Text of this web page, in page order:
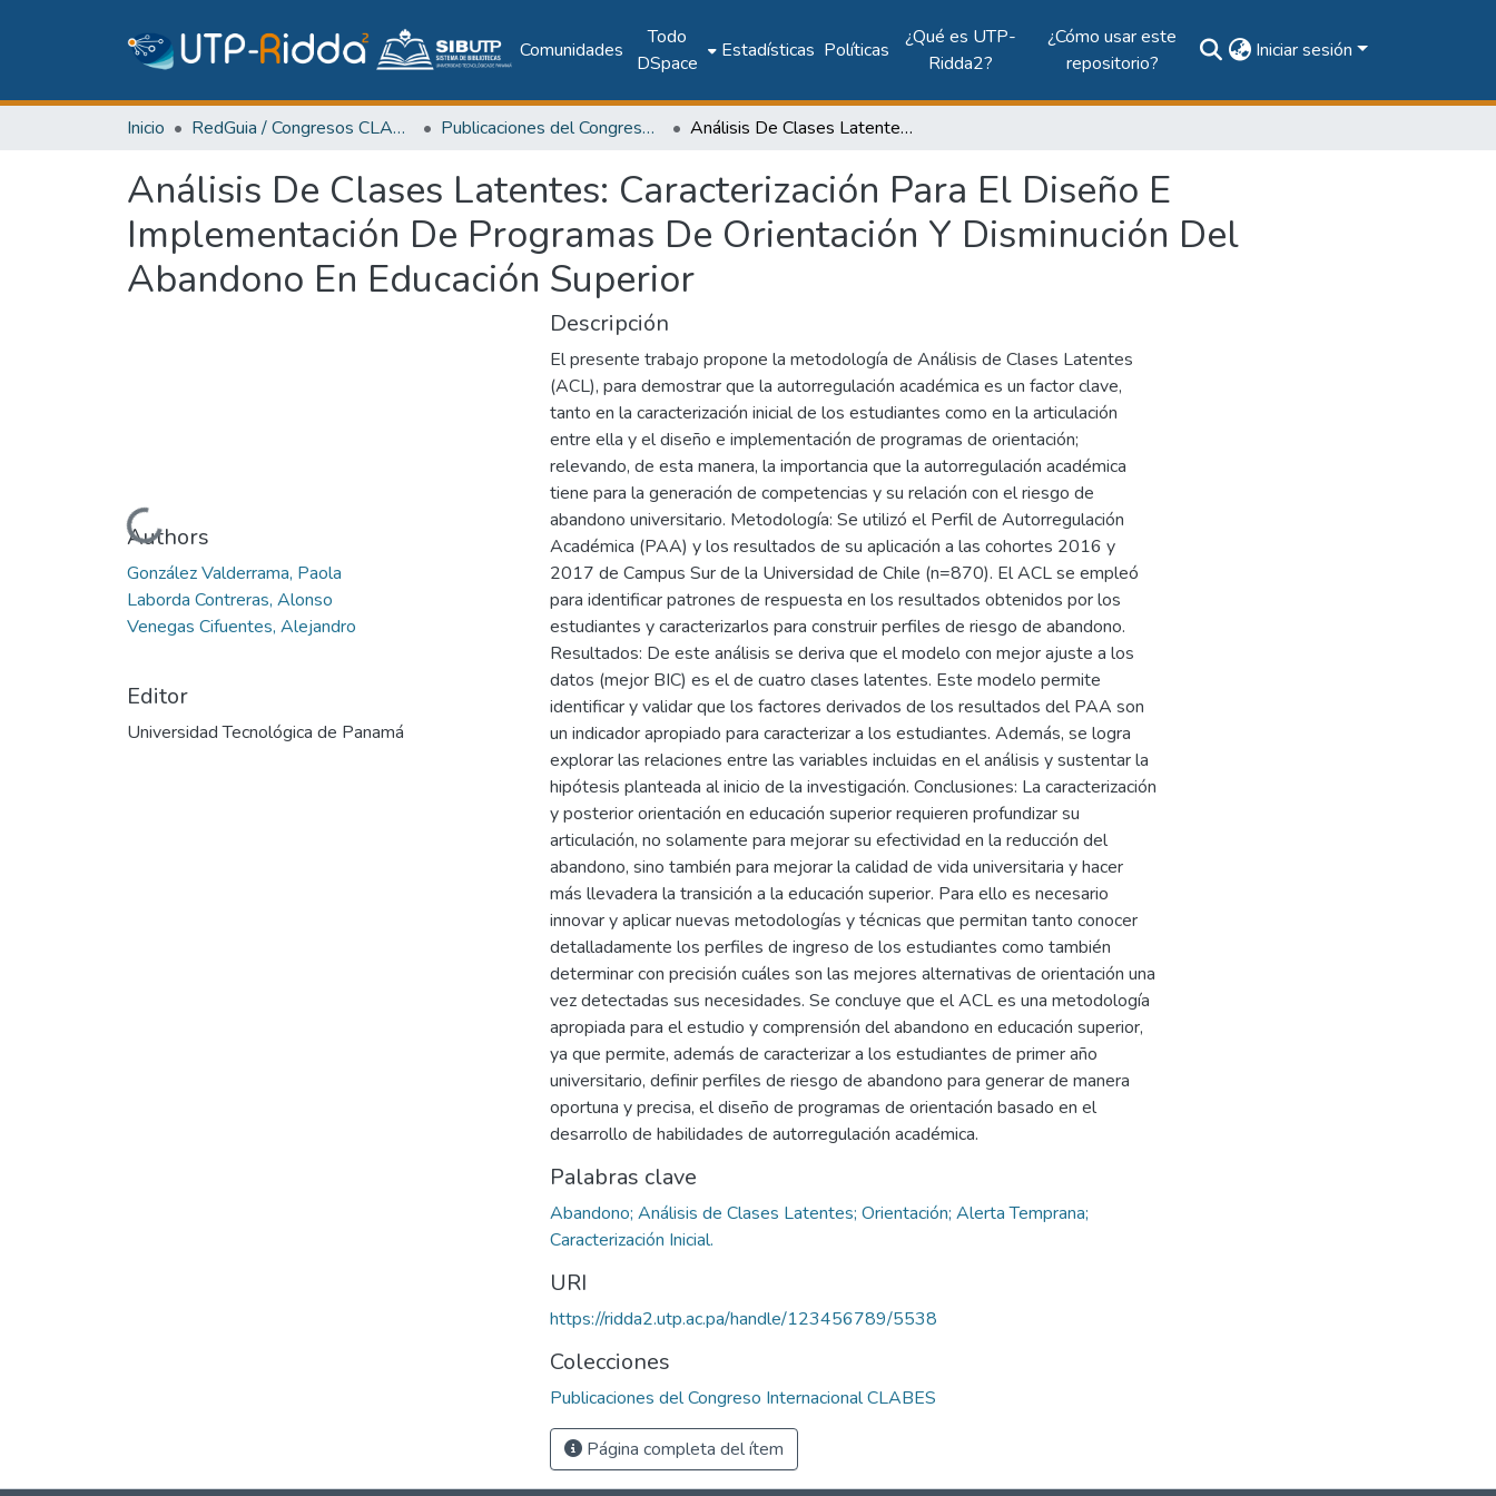
Comunidades
Todo
DSpace
Estadísticas Políticas
¿Qué es UTP-
Ridda2?
¿Cómo usar este
repositorio?
Iniciar sesión
Inicio RedGuia / Congresos CLABES Publicaciones del Congreso Internacional CLABES Análisis De Clases Latentes: Caracterización Para El Diseño E Implementación De Programas De Orientación Y Disminución Del Abandono En Educación Superior
Análisis De Clases Latentes: Caracterización Para El Diseño E
Implementación De Programas De Orientación Y Disminución Del
Abandono En Educación Superior
Cargando...
Authors
González Valderrama, Paola
Laborda Contreras, Alonso
Venegas Cifuentes, Alejandro
Editor
Universidad Tecnológica de Panamá
Descripción
El presente trabajo propone la metodología de Análisis de Clases Latentes
(ACL), para demostrar que la autorregulación académica es un factor clave,
tanto en la caracterización inicial de los estudiantes como en la articulación
entre ella y el diseño e implementación de programas de orientación;
relevando, de esta manera, la importancia que la autorregulación académica
tiene para la generación de competencias y su relación con el riesgo de
abandono universitario. Metodología: Se utilizó el Perfil de Autorregulación
Académica (PAA) y los resultados de su aplicación a las cohortes 2016 y
2017 de Campus Sur de la Universidad de Chile (n=870). El ACL se empleó
para identificar patrones de respuesta en los resultados obtenidos por los
estudiantes y caracterizarlos para construir perfiles de riesgo de abandono.
Resultados: De este análisis se deriva que el modelo con mejor ajuste a los
datos (mejor BIC) es el de cuatro clases latentes. Este modelo permite
identificar y validar que los factores derivados de los resultados del PAA son
un indicador apropiado para caracterizar a los estudiantes. Además, se logra
explorar las relaciones entre las variables incluidas en el análisis y sustentar la
hipótesis planteada al inicio de la investigación. Conclusiones: La caracterización
y posterior orientación en educación superior requieren profundizar su
articulación, no solamente para mejorar su efectividad en la reducción del
abandono, sino también para mejorar la calidad de vida universitaria y hacer
más llevadera la transición a la educación superior. Para ello es necesario
innovar y aplicar nuevas metodologías y técnicas que permitan tanto conocer
detalladamente los perfiles de ingreso de los estudiantes como también
determinar con precisión cuáles son las mejores alternativas de orientación una
vez detectadas sus necesidades. Se concluye que el ACL es una metodología
apropiada para el estudio y comprensión del abandono en educación superior,
ya que permite, además de caracterizar a los estudiantes de primer año
universitario, definir perfiles de riesgo de abandono para generar de manera
oportuna y precisa, el diseño de programas de orientación basado en el
desarrollo de habilidades de autorregulación académica.
Palabras clave
Abandono; Análisis de Clases Latentes; Orientación; Alerta Temprana;
Caracterización Inicial.
URI
https://ridda2.utp.ac.pa/handle/123456789/5538
Colecciones
Publicaciones del Congreso Internacional CLABES
Página completa del ítem